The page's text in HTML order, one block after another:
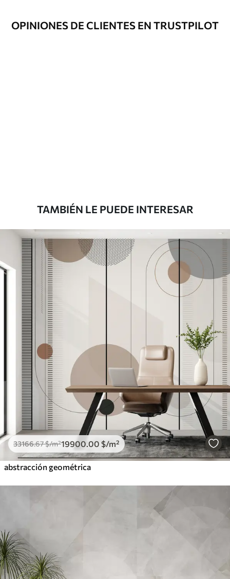
Método de
Hasta 360 cm de altura: aplicación sin
Vinilo Premium
43816.6726290.00$/m²
OPINIONES DE CLIENTES EN TRUSTPILOT
TAMBIÉN LE PUEDE INTERESAR
33166.67$/m²19900 .00 $/m²
abstracción geométrica